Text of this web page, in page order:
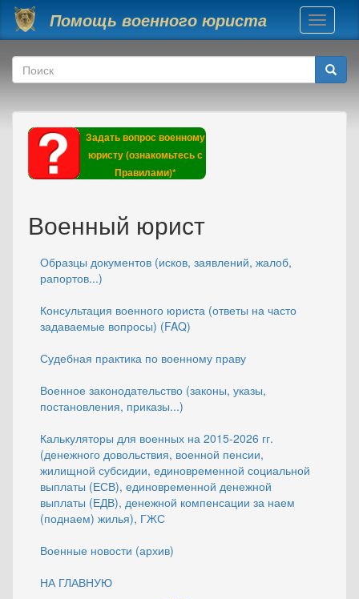
Перейти к основному содержанию
Помощь военного юриста
Toggle
Форма поиска
Поиск
Задать вопрос военному
юристу (ознакомьтесь с
Правилами)*
Военный юрист
Образцы документов (исков, заявлений, жалоб,
рапортов...)
Консультация военного юриста (ответы на часто
задаваемые вопросы) (FAQ)
Судебная практика по военному праву
Военное законодательство (законы, указы,
постановления, приказы...)
Калькуляторы для военных на 2015-2026 гг.
(денежного довольствия, военной пенсии,
жилищной субсидии, единовременной социальной
выплаты (ЕСВ), единовременной денежной
выплаты (ЕДВ), денежной компенсации за наем
(поднаем) жилья), ГЖС
Военные новости (архив)
НА ГЛАВНУЮ